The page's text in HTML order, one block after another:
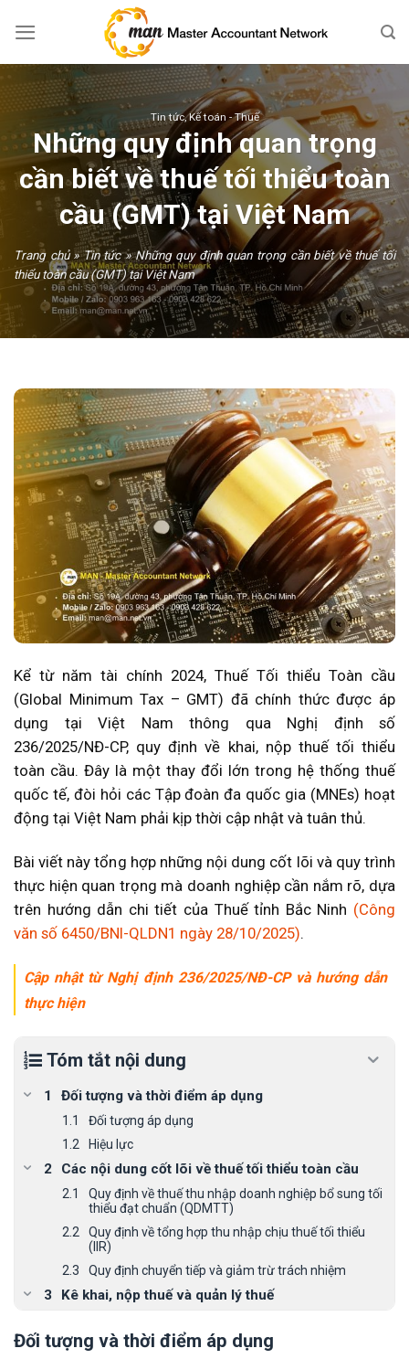
Tin tức,Kế toán - Thuế
Những quy định quan trọng
cần biết về thuế tối thiểu toàn
cầu (GMT) tại Việt Nam
Trang chủ»Tin tức»Những quy định quan trọng cần biết về thuế tối
thiểu toàn cầu (GMT) tại Việt Nam
Kể từ năm tài chính 2024, Thuế Tối thiểu Toàn cầu
(Global Minimum Tax – GMT) đã chính thức được áp
dụng tại Việt Nam thông qua Nghị định số
236/2025/NĐ-CP, quy định về khai, nộp thuế tối thiểu
toàn cầu. Đây là một thay đổi lớn trong hệ thống thuế
quốc tế, đòi hỏi các Tập đoàn đa quốc gia (MNEs) hoạt
động tại Việt Nam phải kịp thời cập nhật và tuân thủ.
Bài viết này tổng hợp những nội dung cốt lõi và quy trình
thực hiện quan trọng mà doanh nghiệp cần nắm rõ, dựa
trên hướng dẫn chi tiết của Thuế tỉnh Bắc Ninh (Công
văn số 6450/BNI-QLDN1 ngày 28/10/2025).
Cập nhật từ Nghị định 236/2025/NĐ-CP và hướng dẫn
thực hiện
Tóm tắt nội dung
Đối tượng và thời điểm áp dụng
Đối tượng áp dụng
Hiệu lực
Các nội dung cốt lõi về thuế tối thiểu toàn cầu
Quy định về thuế thu nhập doanh nghiệp bổ sung tối
thiểu đạt chuẩn (QDMTT)
Quy định về tổng hợp thu nhập chịu thuế tối thiểu
(IIR)
Quy định chuyển tiếp và giảm trừ trách nhiệm
Kê khai, nộp thuế và quản lý thuế
Hồ sơ khai thuế
Đối tượng và thời điểm áp dụng